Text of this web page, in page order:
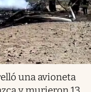
una avioneta